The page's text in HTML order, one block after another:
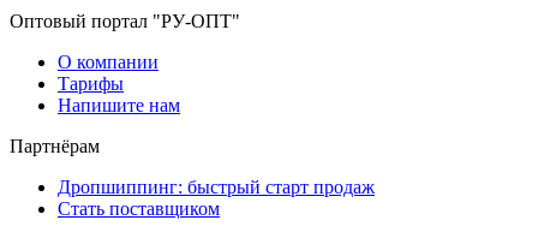
Оптовый портал "РУ-ОПТ"
О компании
Тарифы
Напишите нам
Партнёрам
Дропшиппинг: быстрый старт продаж
Стать поставщиком